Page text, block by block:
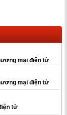
mại điện tử
mại điện tử
tử